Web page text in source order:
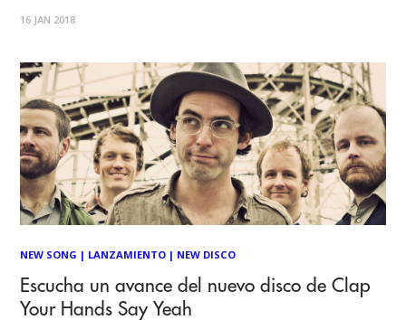
presentación especial junto al músico noruego Erlend Øye,
16 JAN 2018
NEW SONG | LANZAMIENTO | NEW DISCO
Escucha un avance del nuevo disco de Clap
Your Hands Say Yeah